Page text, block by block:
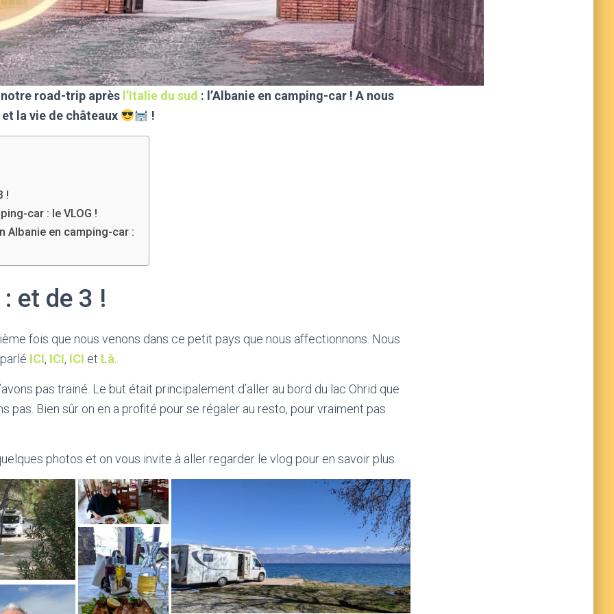
notre road-trip après l’Italie du sud : l’Albanie en camping-car ! A nous
la vie de châteaux
!
!
car : le VLOG !
Albanie en camping-car :
et de 3 !
fois que nous venons dans ce petit pays que nous affectionnons. Nous
ICI, ICI, ICI et Là
pas trainé. Le but était principalement d’aller au bord du lac Ohrid que
pas. Bien sûr on en a profité pour se régaler au resto, pour vraiment pas
photos et on vous invite à aller regarder le vlog pour en savoir plus.